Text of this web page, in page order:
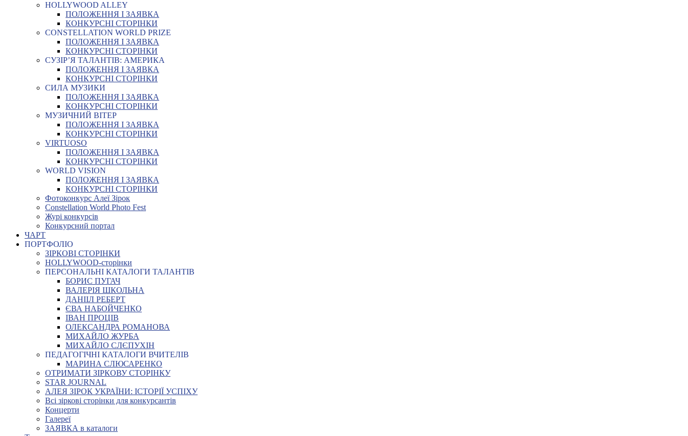
HOLLYWOOD ALLEY
ПОЛОЖЕННЯ І ЗАЯВКА
КОНКУРСНІ СТОРІНКИ
CONSTELLATION WORLD PRIZE
ПОЛОЖЕННЯ І ЗАЯВКА
КОНКУРСНІ СТОРІНКИ
СУЗІР’Я ТАЛАНТІВ: АМЕРИКА
ПОЛОЖЕННЯ І ЗАЯВКА
КОНКУРСНІ СТОРІНКИ
СИЛА МУЗИКИ
ПОЛОЖЕННЯ І ЗАЯВКА
КОНКУРСНІ СТОРІНКИ
МУЗИЧНИЙ ВІТЕР
ПОЛОЖЕННЯ І ЗАЯВКА
КОНКУРСНІ СТОРІНКИ
VIRTUOSO
ПОЛОЖЕННЯ І ЗАЯВКА
КОНКУРСНІ СТОРІНКИ
WORLD VISION
ПОЛОЖЕННЯ І ЗАЯВКА
КОНКУРСНІ СТОРІНКИ
Фотоконкурс Алеї Зірок
Constellation World Photo Fest
Журі конкурсів
Конкурсний портал
ЧАРТ
ПОРТФОЛІО
ЗІРКОВІ СТОРІНКИ
HOLLYWOOD-сторінки
ПЕРСОНАЛЬНІ КАТАЛОГИ ТАЛАНТІВ
БОРИС ПУГАЧ
ВАЛЕРІЯ ШКОЛЬНА
ДАНІІЛ РЕБЕРТ
ЄВА НАБОЙЧЕНКО
ІВАН ПРОЦІВ
ОЛЕКСАНДРА РОМАНОВА
МИХАЙЛО ЖУРБА
МИХАЙЛО СЛЄПУХІН
ПЕДАГОГІЧНІ КАТАЛОГИ ВЧИТЕЛІВ
МАРИНА СЛЮСАРЕНКО
ОТРИМАТИ ЗІРКОВУ СТОРІНКУ
STAR JOURNAL
АЛЕЯ ЗІРОК УКРАЇНИ: ІСТОРІЇ УСПІХУ
Всі зіркові сторінки для конкурсантів
Концерти
Галереї
ЗАЯВКА в каталоги